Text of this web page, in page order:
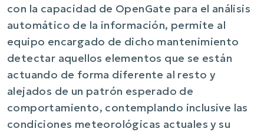
con la capacidad de OpenGate para el análisis
automático de la información, permite al
equipo encargado de dicho mantenimiento
detectar aquellos elementos que se están
actuando de forma diferente al resto y
alejados de un patrón esperado de
comportamiento, contemplando inclusive las
condiciones meteorológicas actuales y su